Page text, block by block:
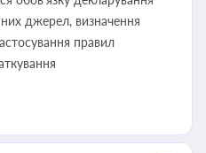
джерел, визначення
правил